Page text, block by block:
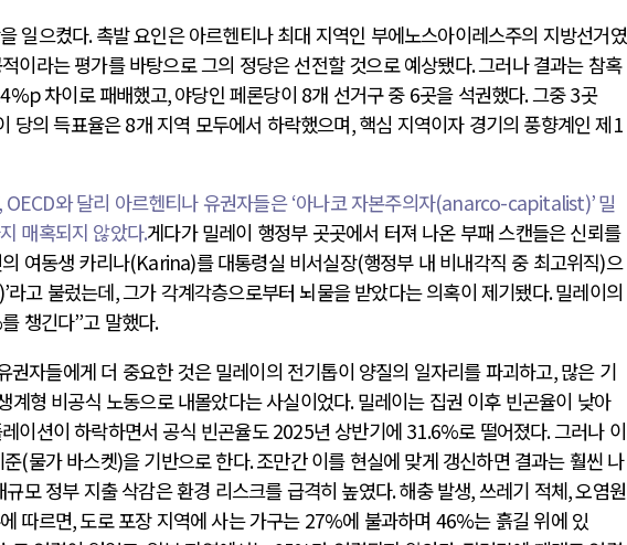
일으켰다.촉발 요인은 아르헨티나 최대 지역인 부에노스아이레스주의 지방선거였
이라는 평가를 바탕으로 그의 정당은 선전할 것으로 예상됐다.그러나 결과는 참혹
차이로 패배했고,야당인 페론당이 8개 선거구 중 6곳을 석권했다.그중3곳
당의 득표율은8개 지역 모두에서 하락했으며,핵심 지역이자 경기의 풍향계인 제1
OECD와 달리 아르헨티나 유권자들은‘아나코 자본주의자(anarco-capitalist)’밀
매혹되지 않았다.게다가 밀레이 행정부 곳곳에서 터져 나온 부패 스캔들은 신뢰를
여동생 카리나(Karina)를 대통령실 비서실장(행정부 내 비내각직 중 최고위직)으
라고 불렀는데,그가 각계각층으로부터 뇌물을 받았다는 의혹이 제기됐다.밀레이의
를 챙긴다”고 말했다.
권자들에게 더 중요한 것은 밀레이의 전기톱이 양질의 일자리를 파괴하고,많은 기
계형 비공식 노동으로 내몰았다는 사실이었다.밀레이는 집권 이후 빈곤율이 낮아
이션이 하락하면서 공식 빈곤율도2025년 상반기에 31.6%로 떨어졌다.그러나 이
(물가 바스켓)을 기반으로 한다.조만간 이를 현실에 맞게 갱신하면 결과는 훨씬 나
규모 정부 지출 삭감은 환경 리스크를 급격히 높였다.해충 발생,쓰레기 적체,오염원
따르면,도로 포장 지역에 사는 가구는 27%에 불과하며 46%는 흙길 위에 있